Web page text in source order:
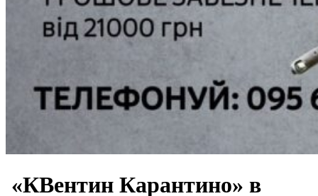
«КВентин Карантино» в